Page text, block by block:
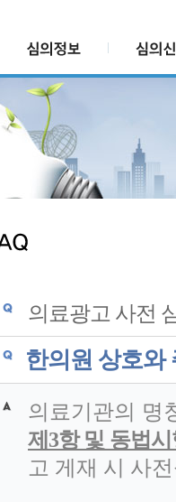
의료광고 사전
한의원 상호와
의료기관의 명
제3항 및 동법
고 게재 시 사